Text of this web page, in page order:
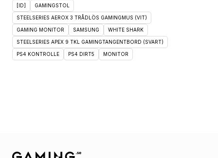
[ID] GAMINGSTOL
STEELSERIES AEROX 3 TRÅDLÖS GAMINGMUS (VIT)
GAMING MONITOR SAMSUNG WHITE SHARK
STEELSERIES APEX 9 TKL GAMINGTANGENTBORD (SVART)
PS4 KONTROLLE PS4 DIRT5 MONITOR